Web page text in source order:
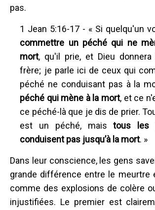
pas.
1 Jean 5:16-17 - « Si quelqu'un
commettre un péché qui ne
mort, qu'il prie, et Dieu
frère; je parle ici de ceux qui
péché ne conduisant pas à la
péché qui mène à la mort, et ce
ce péché-là que je dis de prier.
est un péché, maistous les
conduisent pas jusqu’à la mort. »
Dans leur conscience, les gens
grande différence entre le meurtre
comme des explosions de colère
injustifiées. Le premier est